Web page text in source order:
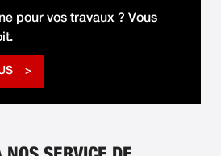
pour vos travaux ? Vous